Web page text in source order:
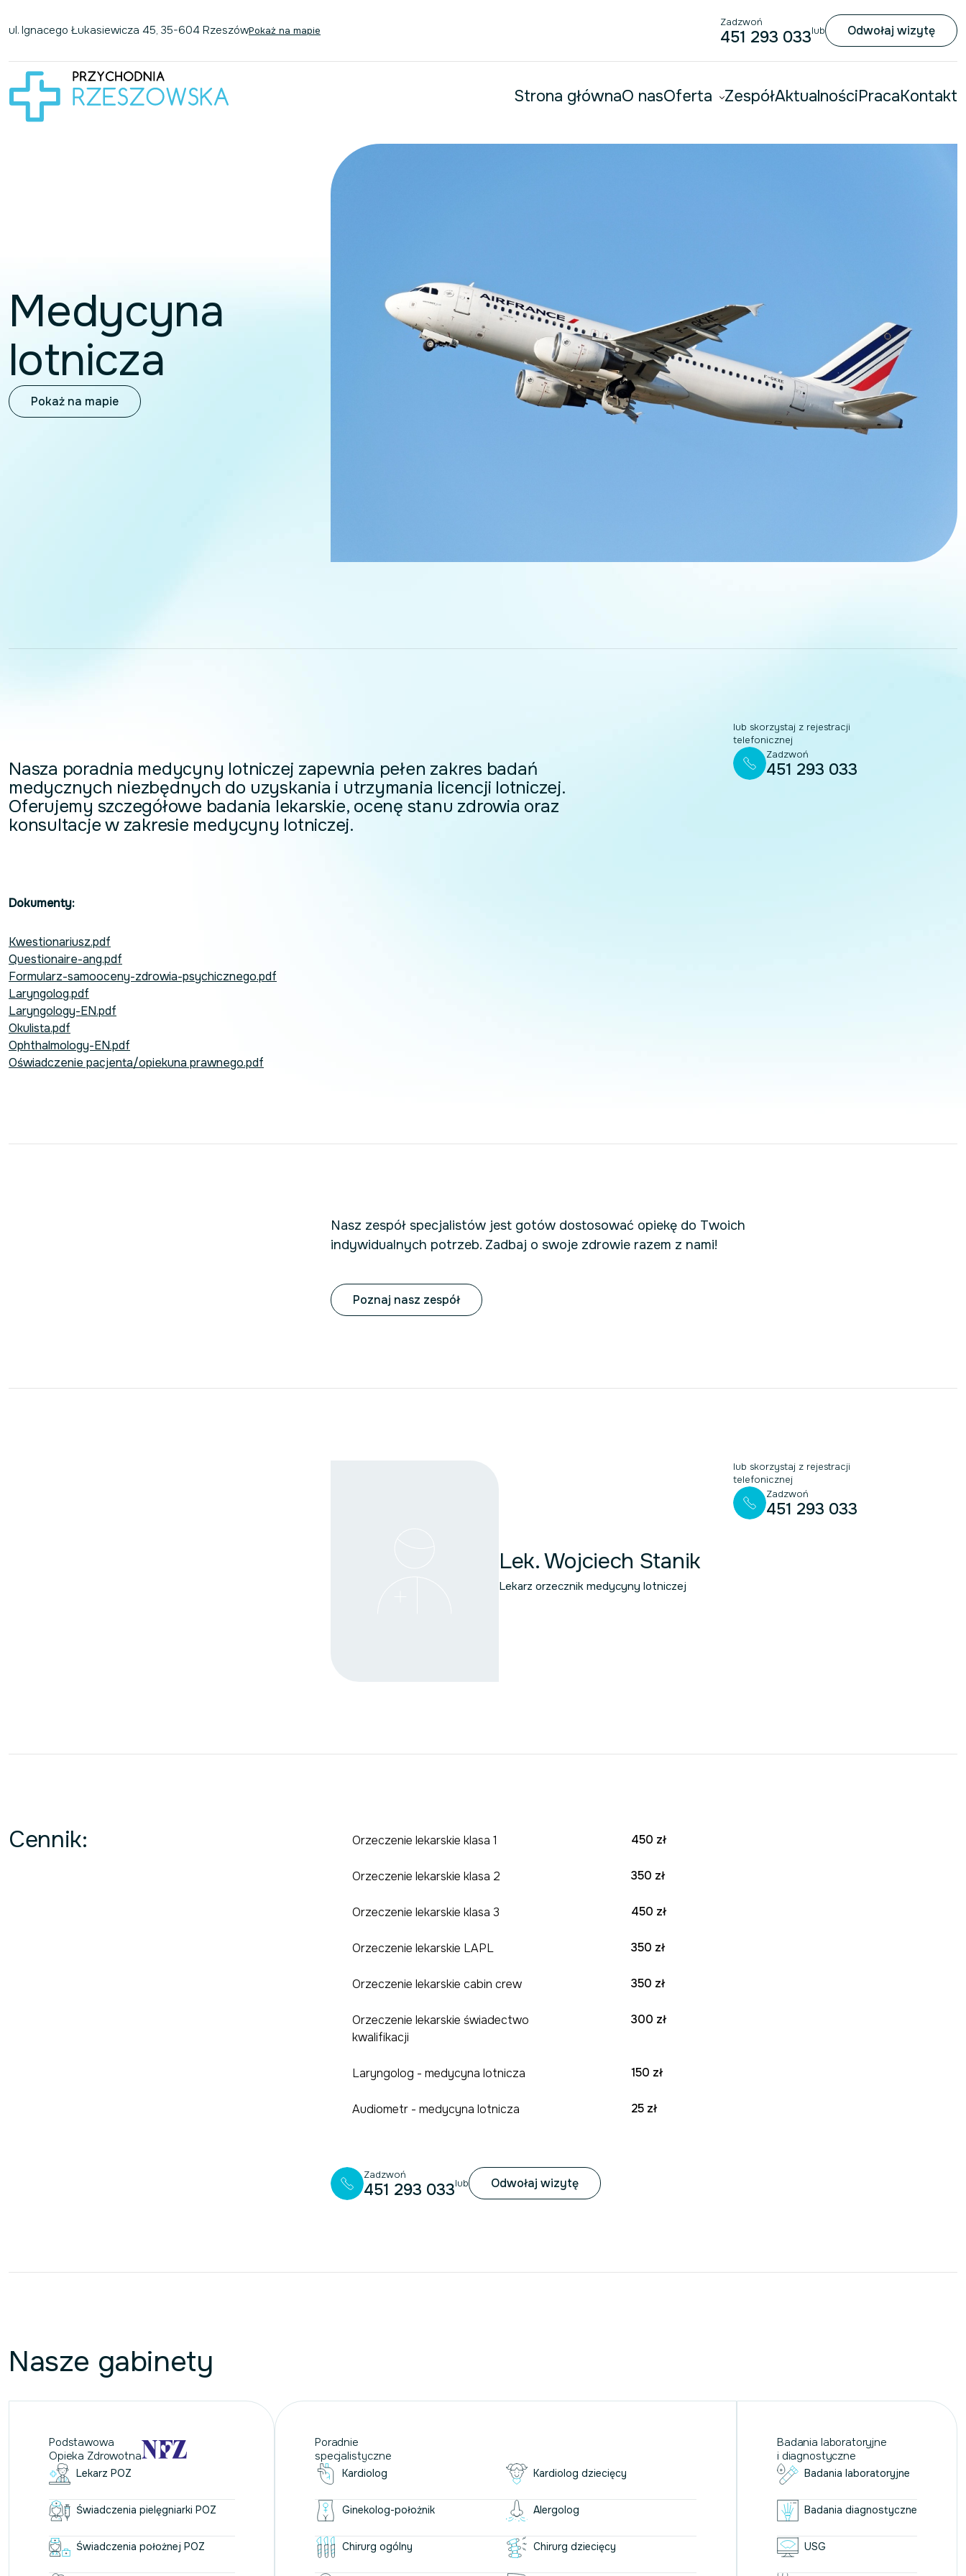
Przejdź do treści
ul. Ignacego Łukasiewicza 45, 35-604 RzeszówPokaż na mapie
Zadzwoń
451 293 033lub Odwołaj wizytę
Strona głównaO nasOferta ZespółAktualnościPracaKontakt
Medycyna
lotnicza
Pokaż na mapie
Nasza poradnia medycyny lotniczej zapewnia pełen zakres badań
medycznych niezbędnych do uzyskania i utrzymania licencji lotniczej.
Oferujemy szczegółowe badania lekarskie, ocenę stanu zdrowia oraz
konsultacje w zakresie medycyny lotniczej.
Dokumenty:
Kwestionariusz.pdf
Questionaire-ang.pdf
Formularz-samooceny-zdrowia-psychicznego.pdf
Laryngolog.pdf
Laryngology-EN.pdf
Okulista.pdf
Ophthalmology-EN.pdf
Oświadczenie pacjenta/opiekuna prawnego.pdf
lub skorzystaj z rejestracji
telefonicznej
Zadzwoń
451 293 033
Nasz zespół specjalistów jest gotów dostosować opiekę do Twoich
indywidualnych potrzeb. Zadbaj o swoje zdrowie razem z nami!
Poznaj nasz zespół
Lek. Wojciech Stanik
Lekarz orzecznik medycyny lotniczej
lub skorzystaj z rejestracji
telefonicznej
Zadzwoń
451 293 033
Cennik: Orzeczenie lekarskie klasa 1 450 zł
Orzeczenie lekarskie klasa 2 350 zł
Orzeczenie lekarskie klasa 3 450 zł
Orzeczenie lekarskie LAPL 350 zł
Orzeczenie lekarskie cabin crew 350 zł
Orzeczenie lekarskie świadectwo
kwalifikacji
300 zł
Laryngolog - medycyna lotnicza 150 zł
Audiometr - medycyna lotnicza 25 zł
Zadzwoń
451 293 033lub Odwołaj wizytę
Nasze gabinety
Podstawowa
Opieka Zdrowotna
Lekarz POZ
Świadczenia pielęgniarki POZ
Świadczenia położnej POZ
Poradnie
specjalistyczne
Kardiolog Kardiolog dziecięcy
Ginekolog-położnik Alergolog
Chirurg ogólny Chirurg dziecięcy
Badania laboratoryjne
i diagnostyczne
Badania laboratoryjne
Badania diagnostyczne
USG